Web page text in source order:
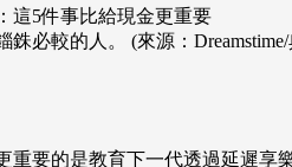
必較的人。 (來源：
要的是教育下一代透過延遲